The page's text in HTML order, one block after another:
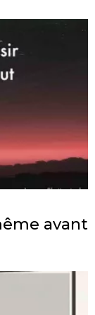
avant